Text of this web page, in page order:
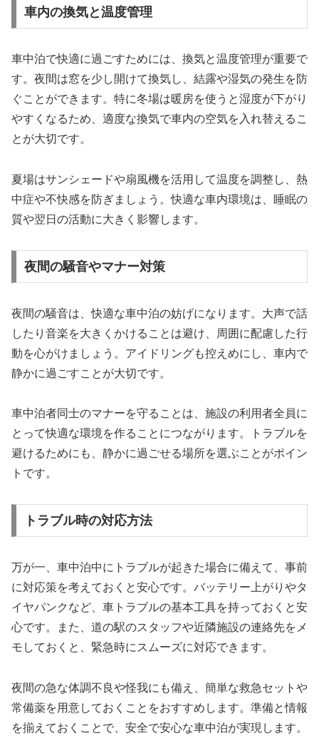
車内の換気と温度管理
車中泊で快適に過ごすためには、換気と温度管理が重要で
す。夜間は窓を少し開けて換気し、結露や湿気の発生を防
ぐことができます。特に冬場は暖房を使うと湿度が下がり
やすくなるため、適度な換気で車内の空気を入れ替えるこ
とが大切です。
夏場はサンシェードや扇風機を活用して温度を調整し、熱
中症や不快感を防ぎましょう。快適な車内環境は、睡眠の
質や翌日の活動に大きく影響します。
夜間の騒音やマナー対策
夜間の騒音は、快適な車中泊の妨げになります。大声で話
したり音楽を大きくかけることは避け、周囲に配慮した行
動を心がけましょう。アイドリングも控えめにし、車内で
静かに過ごすことが大切です。
車中泊者同士のマナーを守ることは、施設の利用者全員に
とって快適な環境を作ることにつながります。トラブルを
避けるためにも、静かに過ごせる場所を選ぶことがポイン
トです。
トラブル時の対応方法
万が一、車中泊中にトラブルが起きた場合に備えて、事前
に対応策を考えておくと安心です。バッテリー上がりやタ
イヤパンクなど、車トラブルの基本工具を持っておくと安
心です。また、道の駅のスタッフや近隣施設の連絡先をメ
モしておくと、緊急時にスムーズに対応できます。
夜間の急な体調不良や怪我にも備え、簡単な救急セットや
常備薬を用意しておくことをおすすめします。準備と情報
を揃えておくことで、安全で安心な車中泊が実現します。